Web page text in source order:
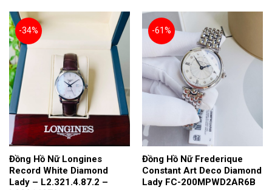
175.000.000₫.
-34%
Đồng Hồ Nữ Longines
Record White Diamond
Lady – L2.321.4.87.2 –
-61%
Đồng Hồ Nữ Frederique
Constant Art Deco Diamond
Lady FC-200MPWD2AR6B